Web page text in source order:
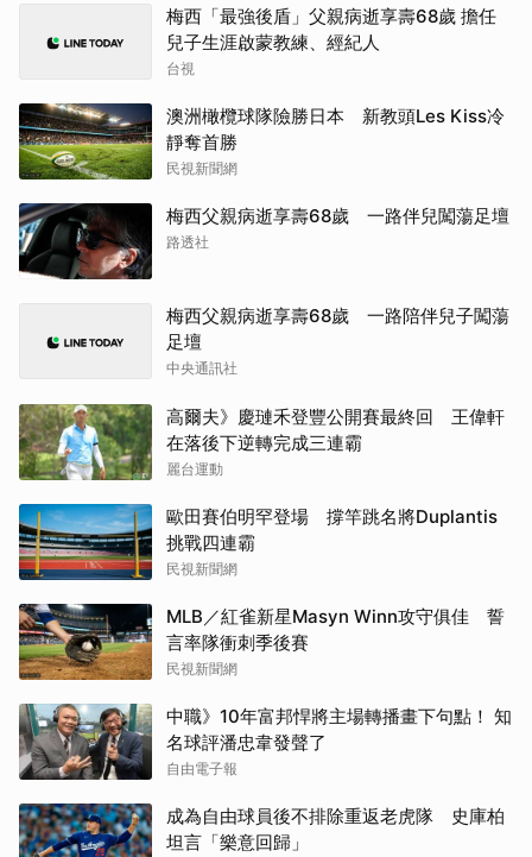
梅西「最強後盾」父親病逝享壽68歲 擔任
兒子生涯啟蒙教練、經紀人
台視
澳洲橄欖球隊險勝日本 新教頭Les Kiss冷
靜奪首勝
民視新聞網
梅西父親病逝享壽68歲 一路伴兒闖蕩足壇
路透社
梅西父親病逝享壽68歲 一路陪伴兒子闖蕩
足壇
中央通訊社
高爾夫》慶璉禾登豐公開賽最終回 王偉軒
在落後下逆轉完成三連霸
麗台運動
歐田賽伯明罕登場 撐竿跳名將Duplantis
挑戰四連霸
民視新聞網
MLB／紅雀新星Masyn Winn攻守俱佳 誓
言率隊衝刺季後賽
民視新聞網
中職》10年富邦悍將主場轉播畫下句點！ 知
名球評潘忠韋發聲了
自由電子報
成為自由球員後不排除重返老虎隊 史庫柏
坦言「樂意回歸」